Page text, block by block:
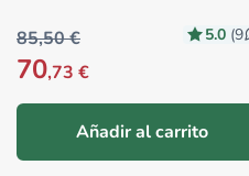
5.0 (9
85,50 €
70,73 €
Añadir al carrito